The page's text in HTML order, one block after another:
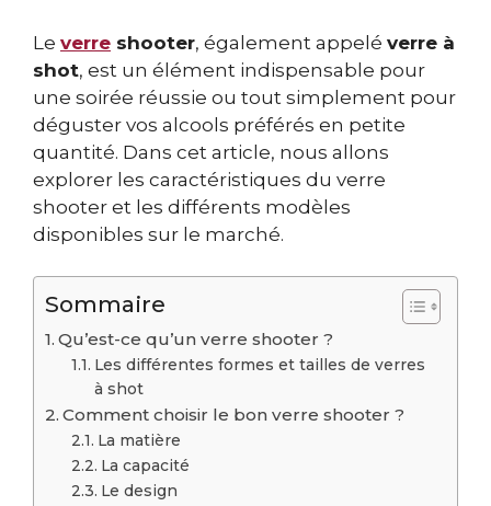
Le verre shooter, également appelé verre à
shot, est un élément indispensable pour
une soirée réussie ou tout simplement pour
déguster vos alcools préférés en petite
quantité. Dans cet article, nous allons
explorer les caractéristiques du verre
shooter et les différents modèles
disponibles sur le marché.
Sommaire
Qu’est-ce qu’un verre shooter ?
Les différentes formes et tailles de verres
à shot
Comment choisir le bon verre shooter ?
La matière
La capacité
Le design